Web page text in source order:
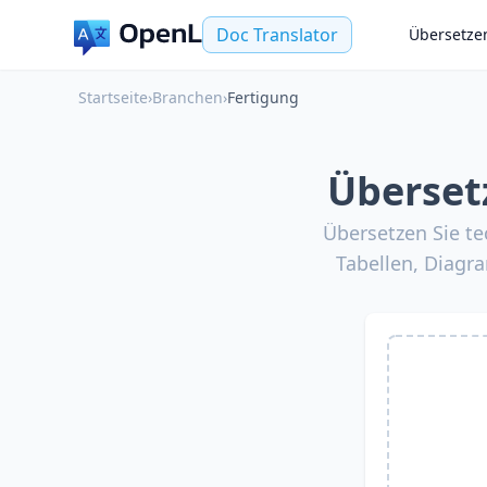
Doc Translator
Startseite›Branchen›Fertigung
Übersetzen Sie
Tabellen,